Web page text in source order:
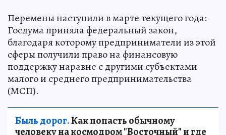
Перемены наступили в марте текущего года:
Госдума приняла федеральный закон,
благодаря которому предприниматели из этой
сферы получили право на финансовую
поддержку наравне с другими субъектами
малого и среднего предпринимательства
(МСП).
Быль дорог.Как попасть обычному
человеку на космодром "Восточный" и где